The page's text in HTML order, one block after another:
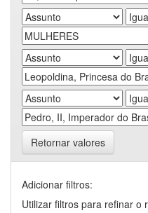
Retornar valores
Adicionar filtros:
Utilizar filtros para refinar o